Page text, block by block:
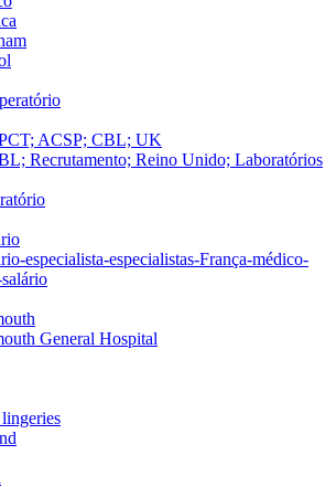
ACSP; CBL; UK
Recrutamento; Reino Unido; Laboratórios
especialista-especialistas-França-médico-
General Hospital